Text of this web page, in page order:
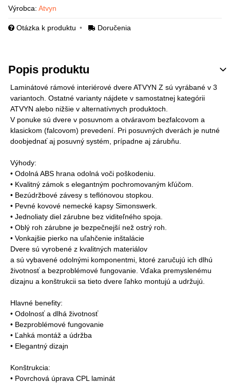
Výrobca: Atvyn
Otázka k produktu Doručenia
Popis produktu
Laminátové rámové interiérové dvere ATVYN Z sú vyrábané v 3
variantoch. Ostatné varianty nájdete v samostatnej kategórii
ATVYN alebo nižšie v alternatívnych produktoch.
V ponuke sú dvere v posuvnom a otváravom bezfalcovom a
klasickom (falcovom) prevedení. Pri posuvných dverách je nutné
doobjednať aj posuvný systém, prípadne aj zárubňu.
Výhody:
• Odolná ABS hrana odolná voči poškodeniu.
• Kvalitný zámok s elegantným pochromovaným kľúčom.
• Bezúdržbové závesy s teflónovou stopkou.
• Pevné kovové nemecké kapsy Simonswerk.
• Jednoliaty diel zárubne bez viditeľného spoja.
• Oblý roh zárubne je bezpečnejší než ostrý roh.
• Vonkajšie pierko na uľahčenie inštalácie
Dvere sú vyrobené z kvalitných materiálov
a sú vybavené odolnými komponentmi, ktoré zaručujú ich dlhú
životnosť a bezproblémové fungovanie. Vďaka premyslenému
dizajnu a konštrukcii sa tieto dvere ľahko montujú a udržujú.
Hlavné benefity:
• Odolnosť a dlhá životnosť
• Bezproblémové fungovanie
• Ľahká montáž a údržba
• Elegantný dizajn
Konštrukcia:
• Povrchová úprava CPL laminát